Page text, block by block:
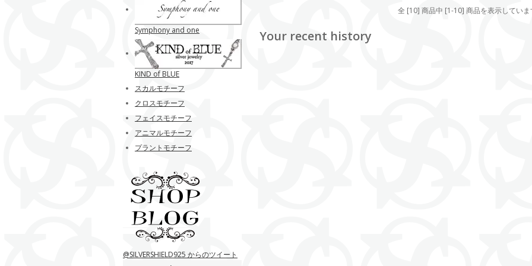
全 [10] 商品中 [1-10] 商品を表示していま
Your recent history
Symphony and one
KIND of BLUE
スカルモチーフ
クロスモチーフ
フェイスモチーフ
アニマルモチーフ
プラントモチーフ
@SILVERSHIELD925 からのツイート